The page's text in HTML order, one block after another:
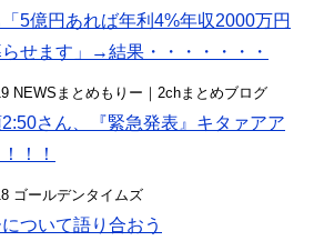
「5億円あれば年利4%年収2000万円
せます」→結果・・・・・・・
NEWSまとめもりー｜2chまとめブログ
2:50さん、『緊急発表』キタァアア
！！
ゴールデンタイムズ
ついて語り合おう